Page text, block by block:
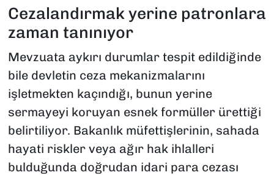
Cezalandırmak yerine patronlara
zaman tanınıyor
Mevzuata aykırı durumlar tespit edildiğinde
bile devletin ceza mekanizmalarını
işletmekten kaçındığı, bunun yerine
sermayeyi koruyan esnek formüller ürettiği
belirtiliyor. Bakanlık müfettişlerinin, sahada
hayati riskler veya ağır hak ihlalleri
bulduğunda doğrudan idari para cezası